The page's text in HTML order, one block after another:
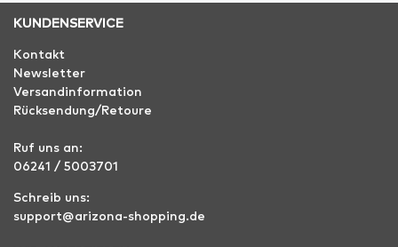
KUNDENSERVICE
Kontakt
Newsletter
Versandinformation
Rücksendung/Retoure
Ruf uns an:
06241 / 5003701
Schreib uns:
support@arizona-shopping.de